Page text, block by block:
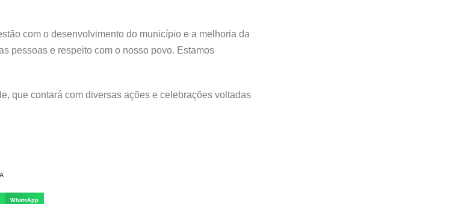
com o desenvolvimento do município e a melhoria da
pessoas e respeito com o nosso povo. Estamos
que contará com diversas ações e celebrações voltadas
WhatsApp